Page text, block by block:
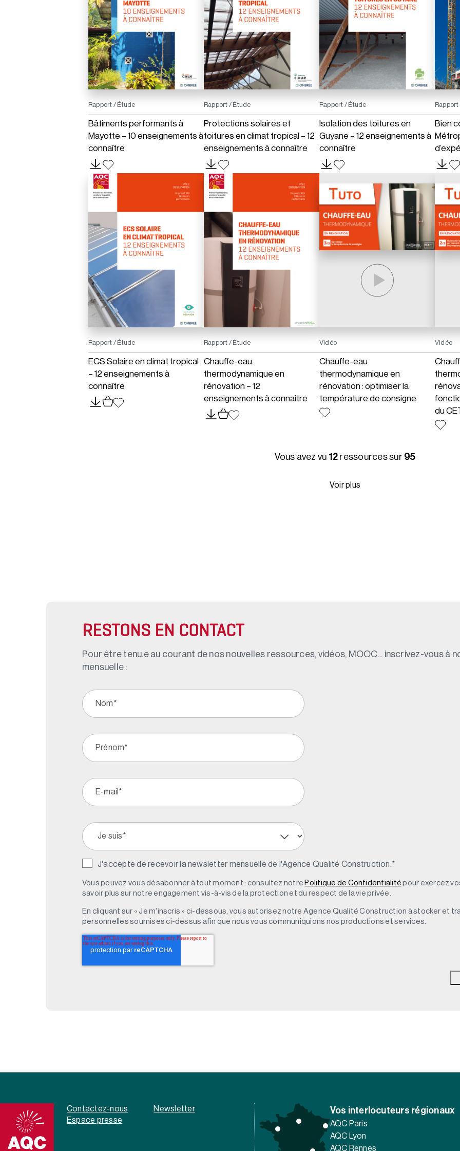
Rapport / Étude
Bâtiments performants à
Mayotte – 10 enseignements à
connaître
Rapport / Étude
Protections solaires et
toitures en climat tropical – 12
enseignements à connaître
Rapport / Étude
Isolation des toitures en
Guyane – 12 enseignements à
connaître
Bien
Rapport / Étude
ECS Solaire en climat tropical
– 12 enseignements à
connaître
Rapport / Étude
Chauffe-eau
thermodynamique en
rénovation – 12
enseignements à connaître
Vidéo
Chauffe-eau
thermodynamique en
rénovation : optimiser la
température de consigne
Vidéo
du
Vous avez vu 12 ressources sur 95
Voir plus
RESTONS EN CONTACT
Pour être tenu.e au courant de nos nouvelles ressources, vidéos, MOOC... inscrivez-vous à
mensuelle :
J'accepte de recevoir la newsletter mensuelle de l'Agence Qualité Construction. *
Vous pouvez vous désabonner à tout moment : consultez notre Politique de Confidentialité pour exercez
savoir plus sur notre engagement vis-à-vis de la protection et du respect de la vie privée.
En cliquant sur « Je m'inscris » ci-dessous, vous autorisez notre Agence Qualité Construction à stocker et
personnelles soumises ci-dessus afin que nous vous communiquions nos productions et services.
Contactez-nous
Newsletter
Espace presse
Vos interlocuteurs régionaux
AQC Paris
AQC Lyon
AQC Rennes